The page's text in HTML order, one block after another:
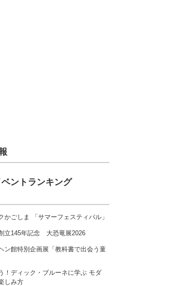
ントランキング
かごしま 「サマーフェスティバル」
立145年記念 大恐竜展2026
ン館特別企画展「教科書で出会う童
！ディック・ブルーネに学ぶ モダ
しみ方